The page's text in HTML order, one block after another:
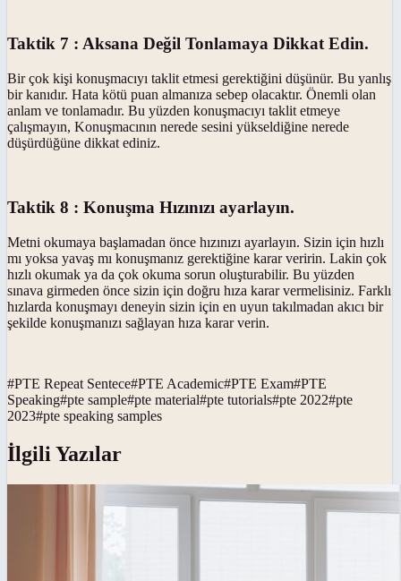
Taktik 7 : Aksana Değil Tonlamaya Dikkat Edin.
Bir çok kişi konuşmacıyı taklit etmesi gerektiğini düşünür. Bu yanlış
bir kanıdır. Hata kötü puan almanıza sebep olacaktır. Önemli olan
anlam ve tonlamadır. Bu yüzden konuşmacıyı taklit etmeye
çalışmayın, Konuşmacının nerede sesini yükseldiğine nerede
düşürdüğüne dikkat ediniz.
Taktik 8 : Konuşma Hızınızı ayarlayın.
Metni okumaya başlamadan önce hızınızı ayarlayın. Sizin için hızlı
mı yoksa yavaş mı konuşmanız gerektiğine karar veririn. Lakin çok
hızlı okumak ya da çok okuma sorun oluşturabilir. Bu yüzden
sınava girmeden önce sizin için doğru hıza karar vermelisiniz. Farklı
hızlarda konuşmayı deneyin sizin için en uyun takılmadan akıcı bir
şekilde konuşmanızı sağlayan hıza karar verin.
#PTE Repeat Sentece#PTE Academic#PTE Exam#PTE
Speaking#pte sample#pte material#pte tutorials#pte 2022#pte
2023#pte speaking samples
İlgili Yazılar